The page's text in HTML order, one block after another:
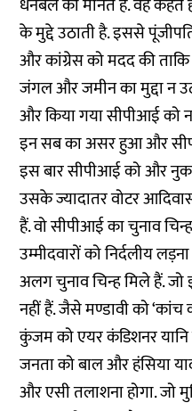
धनबल को मानते हैं. वह कहते
के मुद्दे उठाती है. इससे
और कांग्रेस को मदद की
जंगल और जमीन का मुद्दा न
और किया गया सीपीआई को
इन सब का असर हुआ और
इस बार सीपीआई को और
उसके ज्यादातर वोटर
हैं. वो सीपीआई का चुनाव
उम्मीदवारों को निर्दलीय
अलग चुनाव चिन्ह मिले हैं.
नहीं हैं. जैसे मण्डावी को ‘कांच
कुंजम को एयर कंडिशनर यानि
जनता को बाल और हंसिया
और एसी तलाशना होगा. जो